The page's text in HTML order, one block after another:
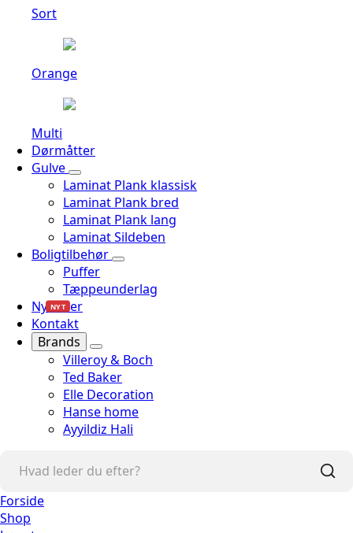
Sort
Orange
Multi
Dørmåtter
Gulve
Laminat Plank klassisk
Laminat Plank bred
Laminat Plank lang
Laminat Sildeben
Boligtilbehør
Puffer
Tæppeunderlag
Nyheder
NYT
Kontakt
Brands
Villeroy & Boch
Ted Baker
Elle Decoration
Hanse home
Ayyildiz Hali
Forside
Shop